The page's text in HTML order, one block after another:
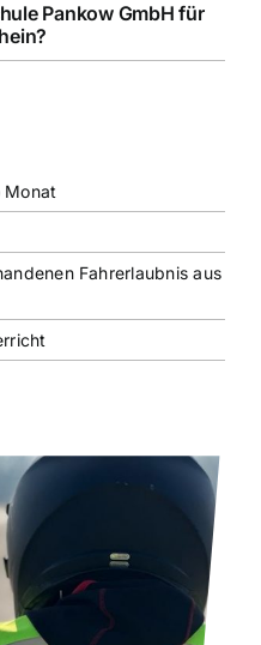
Pankow GmbH für
Monat
Fahrerlaubnis aus